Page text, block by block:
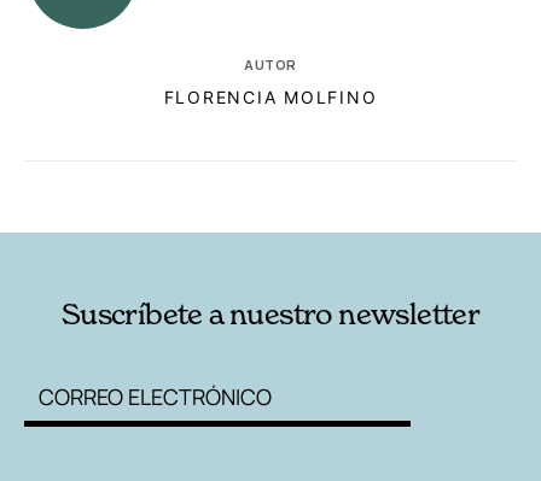
AUTOR
FLORENCIA MOLFINO
Suscríbete a nuestro newsletter